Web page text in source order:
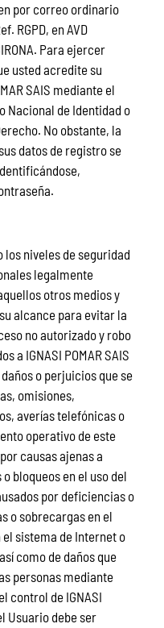
por correo ordinario
RGPD, en AVD
Para ejercer
usted acredite su
SAIS mediante el
Nacional de Identidad o
No obstante, la
datos de registro se
los niveles de seguridad
legalmente
otros medios y
alcance para evitar la
no autorizado y robo
a IGNASI POMAR SAIS
o perjuicios que se
omisiones,
averías telefónicas o
operativo de este
causas ajenas a
o bloqueos en el uso del
por deficiencias o
o sobrecargas en el
el sistema de Internet o
como de daños que
personas mediante
control de IGNASI
Usuario debe ser